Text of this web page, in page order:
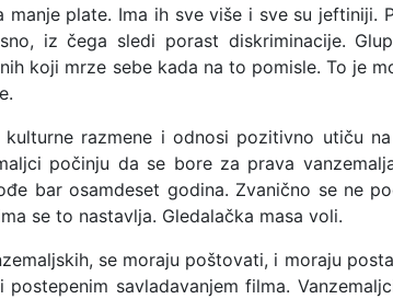
plate. Ima ih sve više i sve su jeftiniji.
iz čega sledi porast diskriminacije.
koji mrze sebe kada na to pomisle. To je
razmene i odnosi pozitivno utiču
počinju da se bore za prava
bar osamdeset godina. Zvanično se ne
se to nastavlja. Gledalačka masa voli.
se moraju poštovati, i moraju
savladavanjem filma.